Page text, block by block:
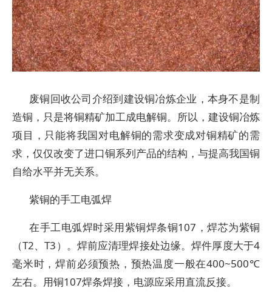
废铜回收公司介绍到建设铜冶炼企业，本身不是制
造铜，只是将铜精矿加工成电解铜。所以，建设铜冶炼
项目，只能将我国对电解铜的需求变成对铜精矿的需
求，仅仅改变了进口铜系列产品的结构，与提高我国铜
自给水平并无关系。
紫铜的手工电弧焊
在手工电弧焊时采用紫铜焊条铜107，焊芯为紫铜
（T2、T3）。焊前应清理焊接处边缘。焊件厚度大于4
毫米时，焊前必须预热，预热温度一般在400~500℃
左右。用铜107焊条焊接，电源应采用直流反接。